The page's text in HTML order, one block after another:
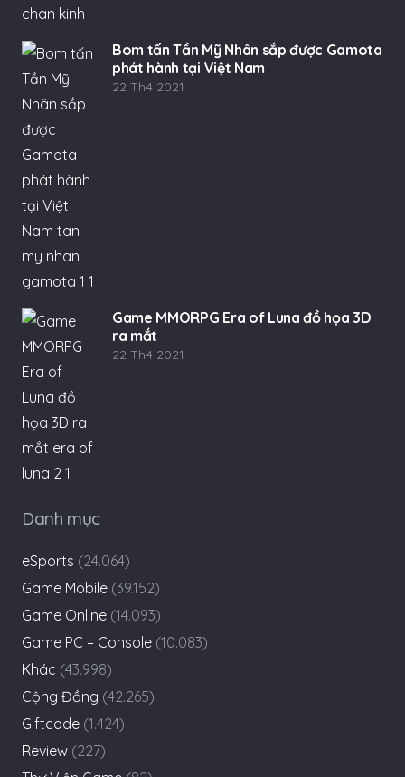
Bom tấn Tần Mỹ Nhân sắp được Gamota
phát hành tại Việt Nam
22 Th4 2021
Game MMORPG Era of Luna đồ họa 3D
ra mắt
22 Th4 2021
Danh mục
eSports (24.064)
Game Mobile (39.152)
Game Online (14.093)
Game PC – Console (10.083)
Khác (43.998)
Cộng Đồng (42.265)
Giftcode (1.424)
Review (227)